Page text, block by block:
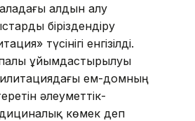
алдын алу
біріздендіру
түсінігі енгізілді.
ұйымдастырылуы
ем-домның
әлеуметтік-
көмек деп